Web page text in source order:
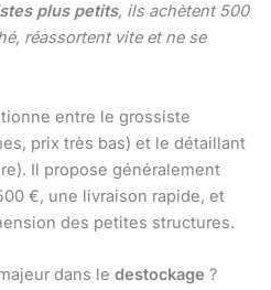
plus petits, ils achètent 500
réassortent vite et ne se
entre le grossiste
prix très bas) et le détaillant
Il propose généralement
€, une livraison rapide, et
des petites structures.
dans le destockage ?